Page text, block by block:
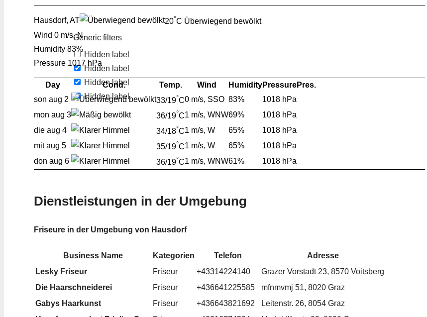
Generic filters
Hidden label
Hidden label
Hidden label
Hidden label
Hausdorf, AT 20°C Überwiegend bewölkt
Wind 0 m/s, N
Humidity 83%
Pressure 1017 hPa
Day Cond. Temp. Wind HumidityPressurePres.
son aug 2 33/19°C0 m/s, SSO 83%
1018 hPa
mon aug 3 36/19°C1 m/s, WNW69%
1018 hPa
die aug 4 34/18°C1 m/s, W 65%
1018 hPa
mit aug 5 35/19°C1 m/s, W 65%
1018 hPa
don aug 6 36/19°C1 m/s, WNW61% 1018 hPa
Dienstleistungen in der Umgebung
Friseure in der Umgebung von Hausdorf
Business Name Kategorien Telefon
Adresse
Lesky Friseur
Friseur +43314224140
Grazer Vorstadt 23, 8570 Voitsberg
Die Haarschneiderei
Friseur +436641225585
mfnmvmj 51, 8020 Graz
Gabys Haarkunst
Friseur +436643821692
Leitenstr. 26, 8054 Graz